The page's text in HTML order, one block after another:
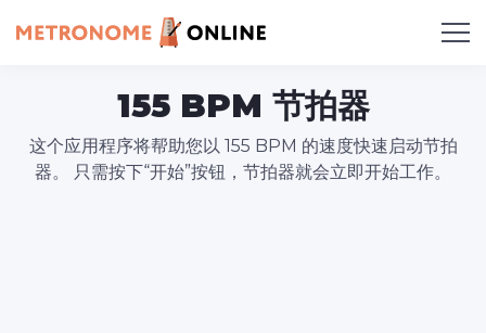
155 BPM 节拍器
这个应用程序将帮助您以 155 BPM 的速度快速启动节拍
器。 只需按下“开始”按钮，节拍器就会立即开始工作。